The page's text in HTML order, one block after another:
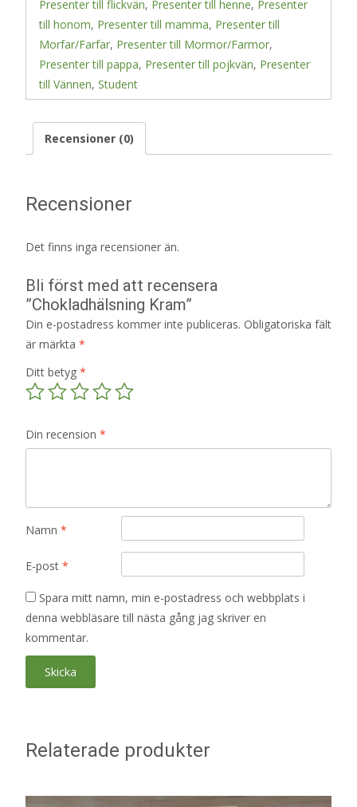
Presenter till flickvän, Presenter till henne, Presenter
till honom, Presenter till mamma, Presenter till
Morfar/Farfar, Presenter till Mormor/Farmor,
Presenter till pappa, Presenter till pojkvän, Presenter
till Vännen, Student
Recensioner (0)
Recensioner
Det finns inga recensioner än.
Bli först med att recensera
”Chokladhälsning Kram”
Din e-postadress kommer inte publiceras. Obligatoriska fält
är märkta *
Ditt betyg *
Din recension *
Namn *
E-post *
Spara mitt namn, min e-postadress och webbplats i
denna webbläsare till nästa gång jag skriver en
kommentar.
Relaterade produkter